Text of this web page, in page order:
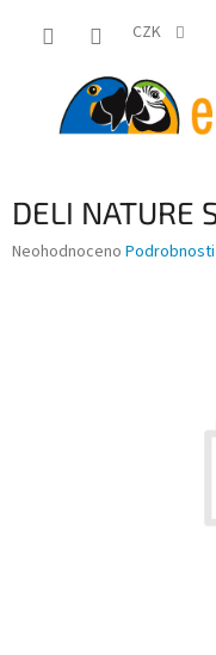
CZK
DELI
Průměrné
Neohodnoceno